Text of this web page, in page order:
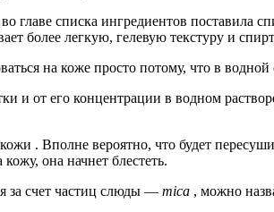
главе списка ингредиентов
более легкую, гелевую текстуру и
на коже просто потому, что в
и от его концентрации в водном
. Вполне вероятно, что будет
она начнет блестеть.
за счет частиц слюды — mica , можно